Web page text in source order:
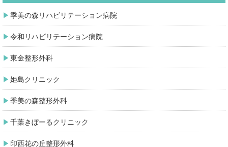
季美の森リハビリテーション病院
令和リハビリテーション病院
東金整形外科
姫島クリニック
季美の森整形外科
千葉きぼーるクリニック
印西花の丘整形外科